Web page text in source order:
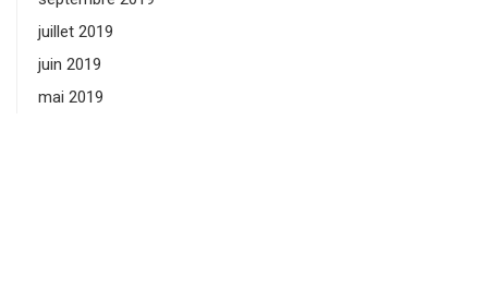
juillet 2019
juin 2019
mai 2019